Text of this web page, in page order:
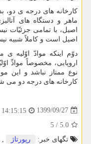
کارخانه های درجه ی دو،
ماهر و دستگاه های
اصیل، با تمامی جزئیّات
اصیل است و کاملاً شبیه
دوّم اینکه موادّ اوّلیه ی
اروپایی، مخصوصاً موادِّ
نوع ممتاز نباشد و
کارخانه های درجه دو می
1399/09/27
14:15:15
5.0
/
5
تگهای خبر:
رپورتاژ ,